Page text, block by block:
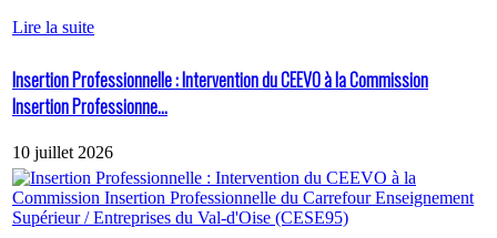
Lire la suite
Insertion Professionnelle : Intervention du CEEVO à la Commission
Insertion Professionne...
10 juillet 2026